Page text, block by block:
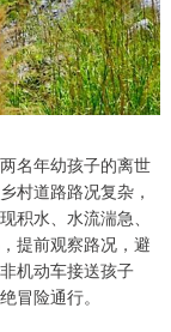
名年幼孩子的离世
村道路路况复杂，
积水、水流湍急、
提前观察路况，避
机动车接送孩子
冒险通行。